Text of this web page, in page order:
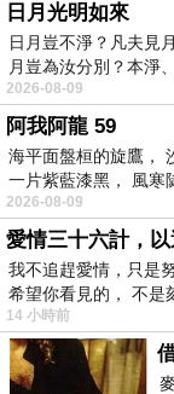
日月光明如來
日月豈不淨？凡夫見
月豈為汝分別？本淨
2026-08-09
阿我阿龍 59
海平面盤桓的旋鷹，
一片紫藍漆黑， 風寒
2026-08-09
愛情三十六計，
我不追趕愛情，只是
希望你看見的， 不是
14 小時前